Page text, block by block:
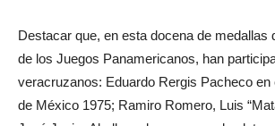
Destacar que, en esta docena de medallas
de los Juegos Panamericanos, han
veracruzanos: Eduardo Rergis Pacheco en
de México 1975; Ramiro Romero, Luis